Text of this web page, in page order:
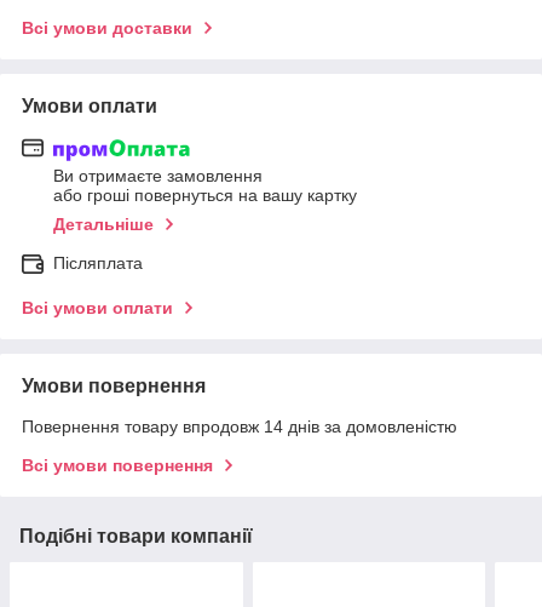
Всі умови доставки
Умови оплати
Ви отримаєте замовлення
або гроші повернуться на вашу картку
Детальніше
Післяплата
Всі умови оплати
Умови повернення
Повернення товару впродовж 14 днів за домовленістю
Всі умови повернення
Подібні товари компанії